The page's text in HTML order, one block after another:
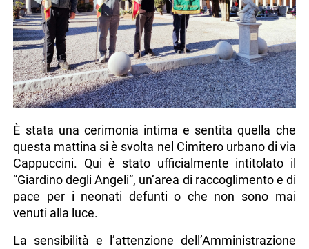
È stata una cerimonia intima e sentita quella che
questa mattina si è svolta nel Cimitero urbano di via
Cappuccini. Qui è stato ufficialmente intitolato il
“Giardino degli Angeli”, un’area di raccoglimento e di
pace per i neonati defunti o che non sono mai
venuti alla luce.
La sensibilità e l’attenzione dell’Amministrazione